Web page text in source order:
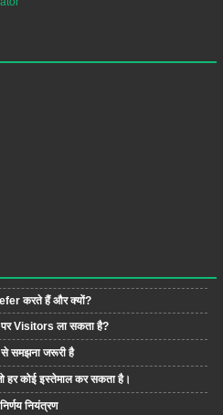
करते हैं और क्यों?
Visitors ला सकता है?
समझना जरूरी है
हर कोई इस्तेमाल कर सकता है।
नियंत्रण